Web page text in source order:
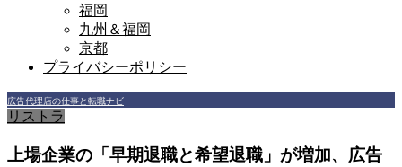
福岡
九州＆福岡
京都
プライバシーポリシー
広告代理店の仕事と転職ナビ
リストラ
上場企業の「早期退職と希望退職」が増加、広告